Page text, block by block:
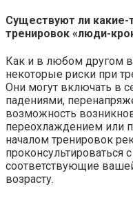
Существуют ли какие-
тренировок «люди-
Как и в любом другом
некоторые риски при
Они могут включать в
падениями,
возможность
переохлаждением или
началом тренировок
проконсультироваться
соответствующие
возрасту.